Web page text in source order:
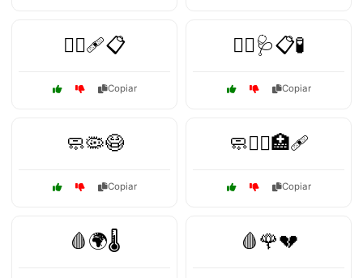
🧑‍⚕️🩹📋
Copiar
🧑‍⚕️🩺📋🧪
Copiar
🧼🦠😷
Copiar
🧼🧑‍⚕️🏥🩹
Copiar
🩸🌍🌡️ 🩸🌹💔